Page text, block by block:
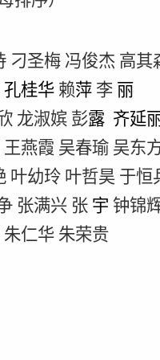
刁圣梅 冯俊杰 高其
桂华 赖萍 李 丽
龙淑嫔 彭露 齐延
王燕霞 吴春瑜 吴东
叶幼玲 叶哲昊 于恒
张满兴 张 宇 钟锦
朱仁华 朱荣贵